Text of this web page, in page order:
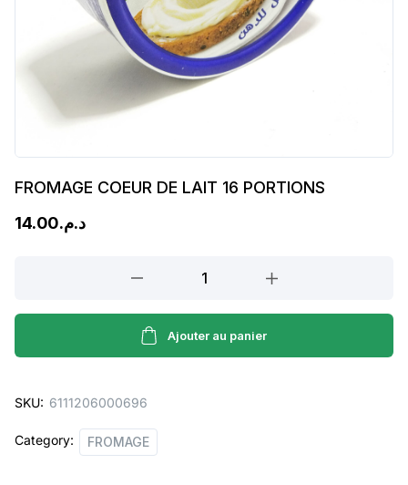
FROMAGE COEUR DE LAIT 16 PORTIONS
د.م.14.00
DE
16
quantity
Ajouter au panier
SKU: 6111206000696
Category: FROMAGE